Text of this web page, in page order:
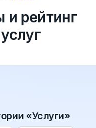
и рейтинг
«Услуги»